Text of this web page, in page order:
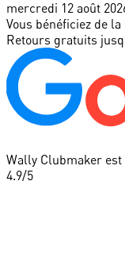
mercredi 12 août
Vous bénéficiez de
Retours gratuits
Wally Clubmaker est
4.9/5